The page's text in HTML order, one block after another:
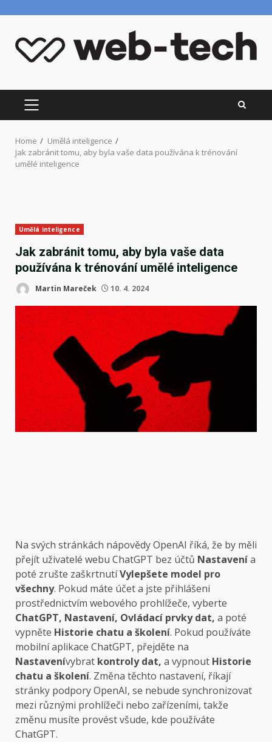
content
PRIMARY
MENU
Home
Umělá inteligence
Jak zabránit tomu, aby byla vaše data používána k trénování
umělé inteligence
Umělá inteligence
Jak zabránit tomu, aby byla vaše data
používána k trénování umělé inteligence
Martin Mareček 10. 4. 2024
Na svých stránkách nápovědy OpenAI říká, že by měli
přejít uživatelé webu ChatGPT bez účtů Nastavenía
poté zrušte zaškrtnutíVylepšete model pro
všechny. Pokud máte účet a jste přihlášeni
prostřednictvím webového prohlížeče, vyberte
ChatGPT, Nastavení, Ovládací prvky dat, a poté
vypněte Historie chatu a školení. Pokud používáte
mobilní aplikace ChatGPT, přejděte na
Nastavenívybrat kontroly dat, a vypnout Historie
chatu a školení. Změna těchto nastavení, říkají
stránky podpory OpenAI, se nebude synchronizovat
mezi různými prohlížeči nebo zařízeními, takže
změnu musíte provést všude, kde používáte
ChatGPT.